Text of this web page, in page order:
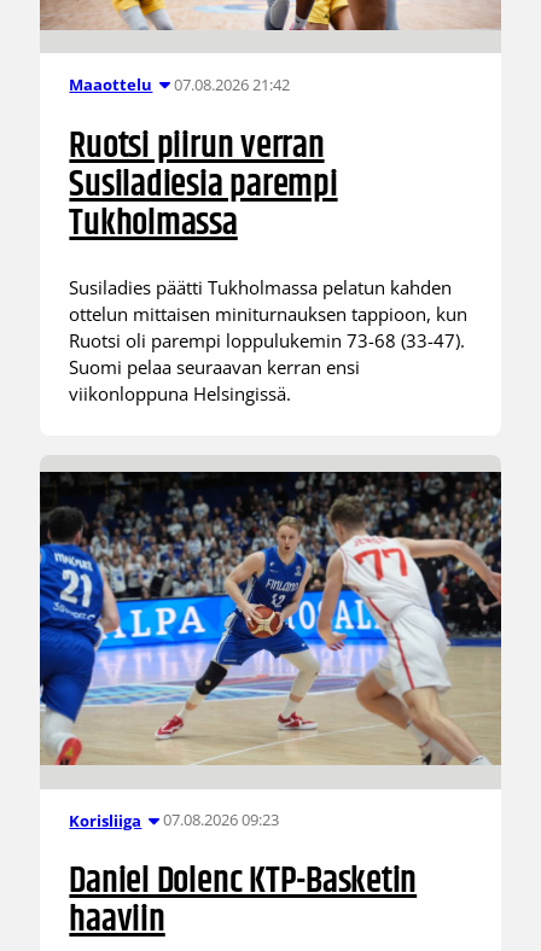
Maaottelu 07.08.2026 21:42
Ruotsi piirun verran
Susiladiesia parempi
Tukholmassa
Susiladies päätti Tukholmassa pelatun kahden
ottelun mittaisen miniturnauksen tappioon, kun
Ruotsi oli parempi loppulukemin 73-68 (33-47).
Suomi pelaa seuraavan kerran ensi
viikonloppuna Helsingissä.
Korisliiga 07.08.2026 09:23
Daniel Dolenc KTP-Basketin
haaviin